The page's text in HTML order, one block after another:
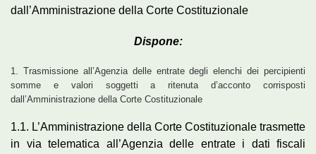
dall’Amministrazione della Corte Costituzionale
Dispone:
1. Trasmissione all’Agenzia delle entrate degli elenchi dei percipienti
somme e valori soggetti a ritenuta d’acconto corrisposti
dall’Amministrazione della Corte Costituzionale
1.1. L’Amministrazione della Corte Costituzionale trasmette
in via telematica all’Agenzia delle entrate i dati fiscali